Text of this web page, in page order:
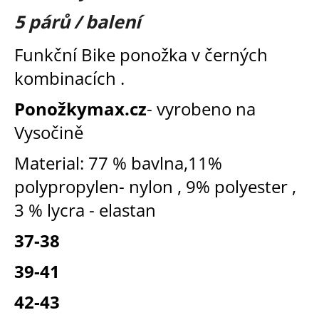
0,0
z
hvězdiček.
5 párů / balení
Funkční Bike ponožka v černých
kombinacích .
Ponožkymax.cz- vyrobeno na
Vysočině
Material: 77 % bavlna,11%
polypropylen- nylon , 9% polyester ,
3 % lycra - elastan
37-38
39-41
42-43
a
j
í
t
?
HLEDAT
o
o
u